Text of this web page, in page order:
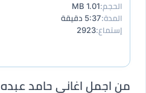
الحجم:1.01 MB
المدة:5:37 دقيقة
إستماع:2923
من اجمل اغاني حامد عبده